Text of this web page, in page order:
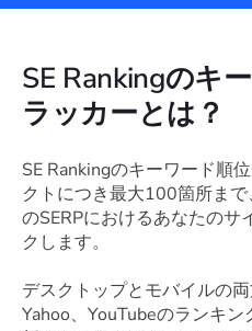
SE Rankingのキ
ラッカーとは？
SE Rankingのキーワード順
クトにつき最大100箇所ま
のSERPにおけるあなたのサ
クします。
デスクトップとモバイルの
Yahoo、YouTubeのランキ